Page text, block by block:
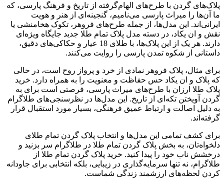
پلاک‌های گردن با طرح‌های الهام‌گرفته از تاریخ و فرهنگ پارسی، که
ما آن‌ها را میراث پارسی می‌نامیم، گنجینه‌ای از هنر و هویت
ایرانی‌اند. این مدل‌ها، از جمله طرح‌های فروهر، تکوک هخامنشی یا
نقش و ان یکاد، در دسته مدل پلاک تمام طلا جدید جایگاه ویژه‌ای
دارند. هر یک از این پلاک‌ها، با طلای 18 عیار و حکاکی‌های دقیق،
داستانی از شکوه تمدن پارسی را روایت می‌کنند.
برای مثال، پلاک فروهر نمادی از خرد و پرواز روح است، در حالی
که پلاک و ان یکاد حس حفاظت و معنویت را به همراه دارد. خرید
پلاک طلا ارزان با طرح‌های میراث پارسی، فرصتی است برای به
گردن آویختن تکه‌ای از تاریخ. این مدل‌ها در نظرسنجی‌های طلاگرام
به دلیل اصالت و ارتباط عمیق فرهنگی، بسیار مورد استقبال قرار
گرفته‌اند.
برای کشف تمامی این مدل‌ها و انتخاب پلاک گردن تمام طلای
دلخواه‌تان، به بخش پلاک گردن تمام طلا در طلاگرام سر بزنید و
درخشش ناب خود را پیدا کنید. خرید پلاک گردن تمام طلا از
طلاگرام، نه تنها سرمایه‌گذاری در زیبایی، بلکه انتخابی برای جاودانه
کردن لحظه‌های ارزشمند زندگی شماست.